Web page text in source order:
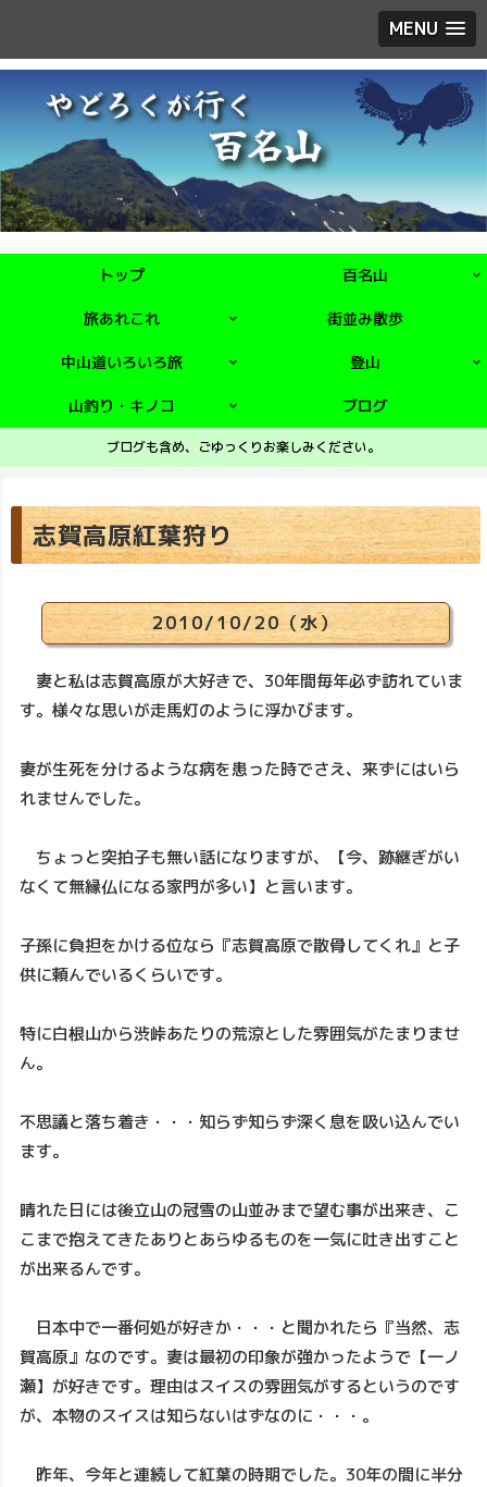
MENU
トップ 百名山
旅あれこれ 街並み散歩
中山道いろいろ旅 登山
山釣り・キノコ ブログ
ブログも含め、ごゆっくりお楽しみください。
志賀高原紅葉狩り
2010/10/20（水）
妻と私は志賀高原が大好きで、30年間毎年必ず訪れていま
す。様々な思いが走馬灯のように浮かびます。
妻が生死を分けるような病を患った時でさえ、来ずにはいら
れませんでした。
ちょっと突拍子も無い話になりますが、【今、跡継ぎがい
なくて無縁仏になる家門が多い】と言います。
子孫に負担をかける位なら『志賀高原で散骨してくれ』と子
供に頼んでいるくらいです。
特に白根山から渋峠あたりの荒涼とした雰囲気がたまりませ
ん。
不思議と落ち着き・・・知らず知らず深く息を吸い込んでい
ます。
晴れた日には後立山の冠雪の山並みまで望む事が出来き、こ
こまで抱えてきたありとあらゆるものを一気に吐き出すこと
が出来るんです。
日本中で一番何処が好きか・・・と聞かれたら『当然、志
賀高原』なのです。妻は最初の印象が強かったようで【一ノ
瀬】が好きです。理由はスイスの雰囲気がするというのです
が、本物のスイスは知らないはずなのに・・・。
昨年、今年と連続して紅葉の時期でした。30年の間に半分